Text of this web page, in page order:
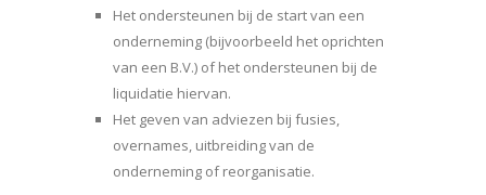
Het ondersteunen bij de start van een
onderneming (bijvoorbeeld het oprichten
van een B.V.) of het ondersteunen bij de
liquidatie hiervan.
Het geven van adviezen bij fusies,
overnames, uitbreiding van de
onderneming of reorganisatie.